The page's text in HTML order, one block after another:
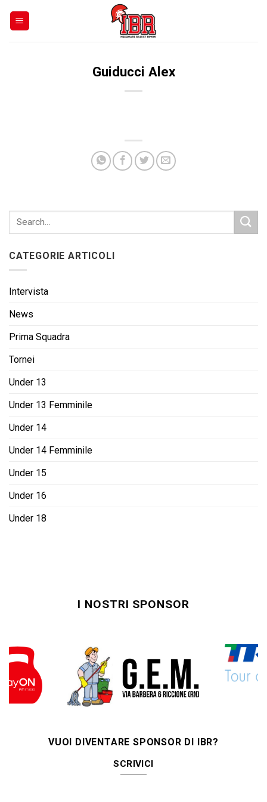
Guiducci Alex
CATEGORIE ARTICOLI
Intervista
News
Prima Squadra
Tornei
Under 13
Under 13 Femminile
Under 14
Under 14 Femminile
Under 15
Under 16
Under 18
I NOSTRI SPONSOR
VUOI DIVENTARE SPONSOR DI IBR?
SCRIVICI